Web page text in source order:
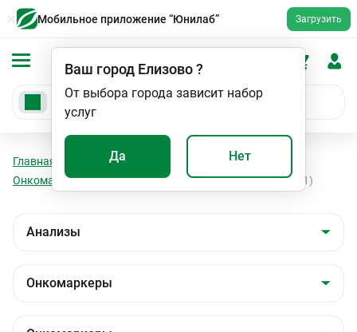
Мобильное приложение “Юнилаб” Загрузить
Ваш город Елизово?
От выбора города зависит набор
услуг
Да Нет
Главная Анализы
Онкомаркеры
Онкомаркеры
Фрагмент цитокератина 19 (Cyfra-21-1)